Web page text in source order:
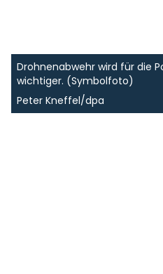
Drohnenabwehr wird für die
wichtiger. (Symbolfoto)
Peter Kneffel/dpa